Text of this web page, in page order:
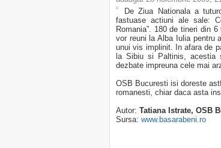
De Ziua Nationala a
fastuase actiuni ale sale:
Romania”. 180 de tineri din
vor reuni la Alba Iulia pentru
unui vis implinit. In afara de
la Sibiu si Paltinis, acestia
dezbate impreuna cele mai
OSB Bucuresti isi doreste
romanesti, chiar daca asta
Autor: Tatiana Istrate, OSB
Sursa: www.basarabeni.ro